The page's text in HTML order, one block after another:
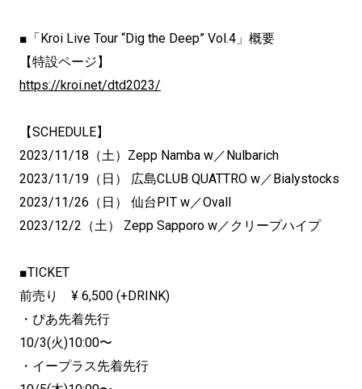
■「Kroi Live Tour “Dig the Deep” Vol.4」概要
【特設ページ】
https://kroi.net/dtd2023/
【SCHEDULE】
2023/11/18（土）Zepp Namba w／Nulbarich
2023/11/19（日） 広島CLUB QUATTRO w／Bialystocks
2023/11/26（日） 仙台PIT w／Ovall
2023/12/2（土） Zepp Sapporo w／クリープハイプ
■TICKET
前売り ¥ 6,500 (+DRINK)
・ぴあ先着先行
10/3(火)10:00〜
・イープラス先着先行